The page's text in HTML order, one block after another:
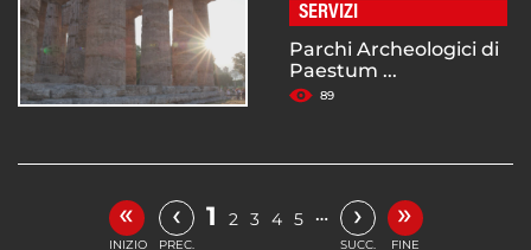
SERVIZI
Parchi Archeologici di
Paestum ...
89
«
INIZIO
‹
PREC.
1 2 3 4 5 … ›
SUCC.
»
FINE